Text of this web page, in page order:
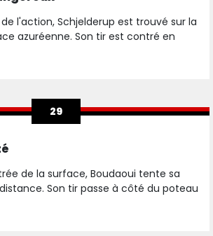
l'action, Schjelderup est trouvé sur la
azuréenne. Son tir est contré en
29
de la surface, Boudaoui tente sa
Son tir passe à côté du poteau